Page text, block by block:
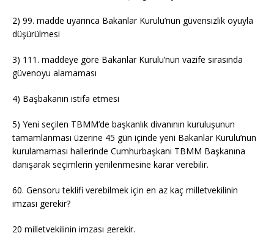
2) 99. madde uyarınca Bakanlar Kurulu’nun güvensizlik oyuyla
düşürülmesi
3) 111. maddeye göre Bakanlar Kurulu’nun vazife sırasında
güvenoyu alamaması
4) Başbakanın istifa etmesi
5) Yeni seçilen TBMM’de başkanlık divanının kuruluşunun
tamamlanması üzerine 45 gün içinde yeni Bakanlar Kurulu’nun
kurulamaması hallerinde Cumhurbaşkanı TBMM Başkanına
danışarak seçimlerin yenilenmesine karar verebilir.
60. Gensoru teklifi verebilmek için en az kaç milletvekilinin
imzası gerekir?
20 milletvekilinin imzası gerekir.